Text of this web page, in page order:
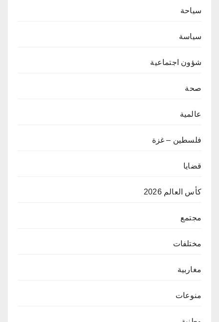
سياحة
سياسة
شؤون اجتماعية
صحة
عالمية
فلسطين – غزة
قضايا
كأس العالم 2026
مجتمع
مختلفات
مغاربية
منوعات